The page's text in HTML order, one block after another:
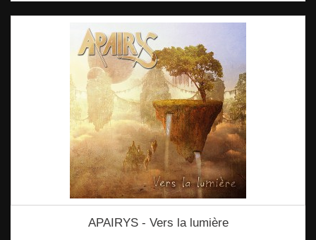
APAIRYS - Vers la lumière